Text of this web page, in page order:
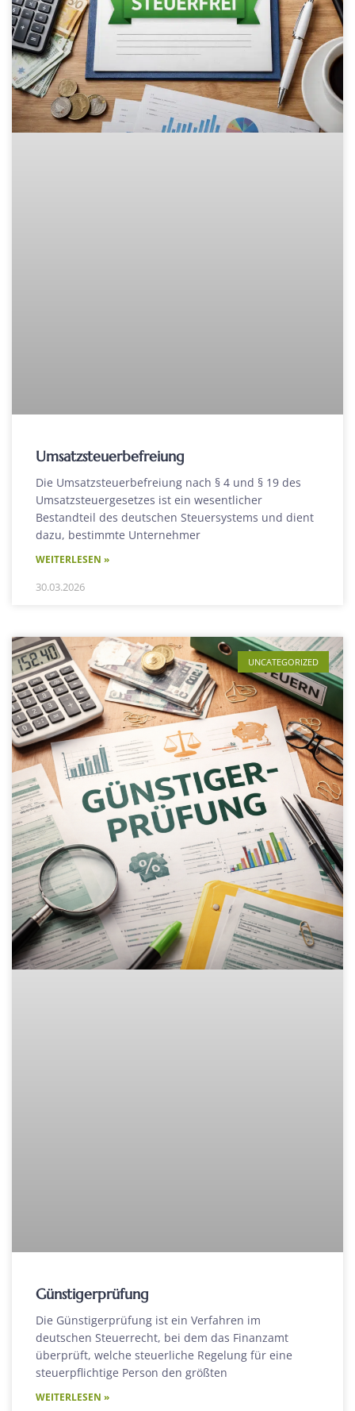
Umsatzsteuerbefreiung
Die Umsatzsteuerbefreiung nach § 4 und § 19 des
Umsatzsteuergesetzes ist ein wesentlicher
Bestandteil des deutschen Steuersystems und dient
dazu, bestimmte Unternehmer
WEITERLESEN »
30.03.2026
UNCATEGORIZED
Günstigerprüfung
Die Günstigerprüfung ist ein Verfahren im
deutschen Steuerrecht, bei dem das Finanzamt
überprüft, welche steuerliche Regelung für eine
steuerpflichtige Person den größten
WEITERLESEN »